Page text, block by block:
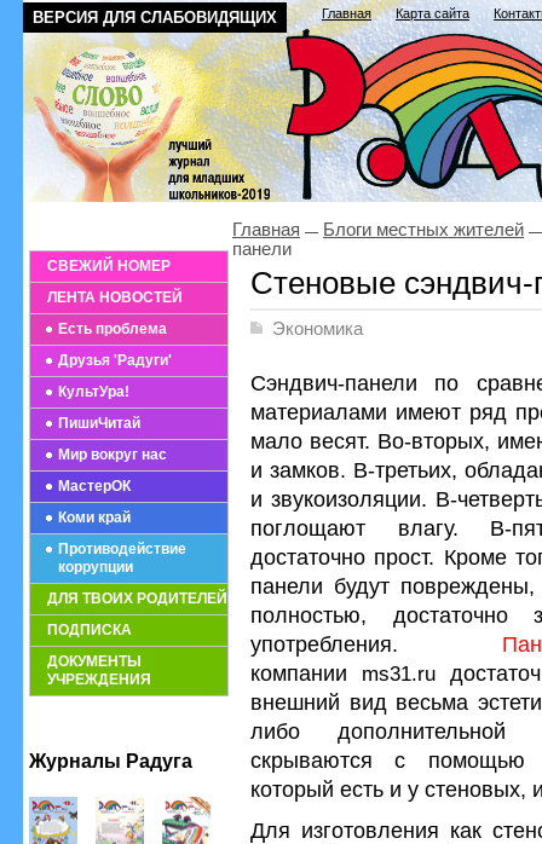
ВЕРСИЯ ДЛЯ СЛАБОВИДЯЩИХ Главная Карта сайта
СВЕЖИЙ НОМЕР
ЛЕНТА НОВОСТЕЙ
Есть проблема
Друзья 'Радуги'
КультУра!
ПишиЧитай
Мир вокруг нас
МастерОК
Коми край
Противодействие
коррупции
ДЛЯ ТВОИХ РОДИТЕЛЕЙ
ПОДПИСКА
ДОКУМЕНТЫ
УЧРЕЖДЕНИЯ
Журналы Радуга
Главная
Блоги местных жителей
панели
Стеновые сэндвич-
Экономика
Сэндвич-панели по
материалами имеют ряд
мало весят. Во-вторых,
и замков. В-третьих,
и звукоизоляции. В-
поглощают влагу. В-
достаточно прост. Кроме
панели будут
полностью,
употребления.
компании ms31.ru
внешний вид весьма
либо дополнительной
скрываются с помощью
который есть и у стеновых,
Для изготовления как